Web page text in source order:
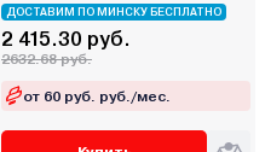
ДОСТАВИМ ПО МИНСКУ БЕСПЛАТНО
2 415.30 руб.
2632.68 руб.
от 60 руб. руб./мес.